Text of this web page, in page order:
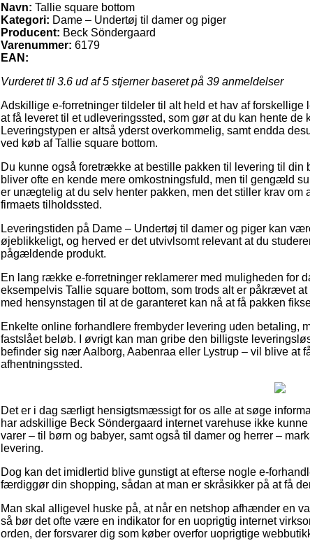
Navn: Tallie square bottom
Kategori: Dame – Undertøj til damer og piger
Producent: Beck Söndergaard
Varenummer: 6179
EAN:
Vurderet til 3.6 ud af 5 stjerner baseret på 39 anmeldelser
Adskillige e-forretninger tildeler til alt held et hav af
at få leveret til et udleveringssted, som gør at du kan hente
Leveringstypen er altså yderst overkommelig, samt endda
ved køb af Tallie square bottom.
Du kunne også foretrække at bestille pakken til levering til
bliver ofte en kende mere omkostningsfuld, men til gengæld
er unægtelig at du selv henter pakken, men det stiller krav
firmaets tilholdssted.
Leveringstiden på Dame – Undertøj til damer og piger kan
øjeblikkeligt, og herved er det utvivlsomt relevant at du
pågældende produkt.
En lang række e-forretninger reklamerer med muligheden for
eksempelvis Tallie square bottom, som trods alt er påkrævet
med hensynstagen til at de garanteret kan nå at få pakken
Enkelte online forhandlere frembyder levering uden betaling,
fastslået beløb. I øvrigt kan man gribe den billigste
befinder sig nær Aalborg, Aabenraa eller Lystrup – vil blive at
afhentningssted.
Det er i dag særligt hensigtsmæssigt for os alle at søge
har adskillige Beck Söndergaard internet varehuse ikke
varer – til børn og babyer, samt også til damer og herrer –
levering.
Dog kan det imidlertid blive gunstigt at efterse nogle e-
færdiggør din shopping, sådan at man er skråsikker på at få
Man skal alligevel huske på, at når en netshop afhænder en
så bør det ofte være en indikator for en uoprigtig internet
orden, der forsvarer dig som køber overfor uoprigtige